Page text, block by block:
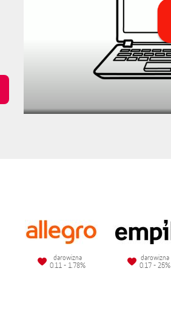
darowizna
0.11 - 1.78%
darowizna
0.17 - 25%